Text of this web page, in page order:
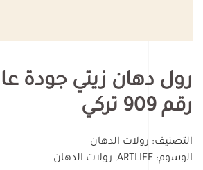
رول دهان زيتي جودة
رقم 909 تركي
التصنيف: رولات الدهان
الوسوم: ARTLIFE
, رولات الدهان